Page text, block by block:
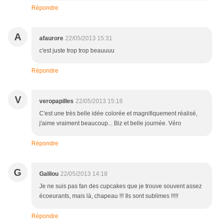
Répondre
A afaurore 22/05/2013 15:31
c'est juste trop trop beauuuu
Répondre
V veropapilles 22/05/2013 15:18
C'est une très belle idée colorée et magnifiquement réalisé,
j'aime vraiment beaucoup... Biz et belle journée. Véro
Répondre
G Galilou 22/05/2013 14:18
Je ne suis pas fan des cupcakes que je trouve souvent assez
écoeurants, mais là, chapeau !!! Ils sont sublimes !!!!!
Répondre